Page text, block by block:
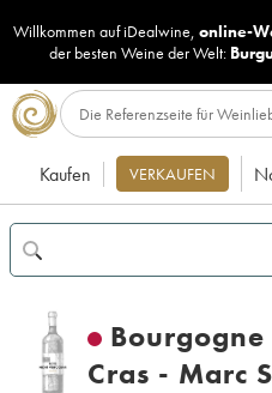
Willkommen auf iDealwine, online-
der besten Weine der Welt:
Kaufen VERKAUFEN
Cras - Marc